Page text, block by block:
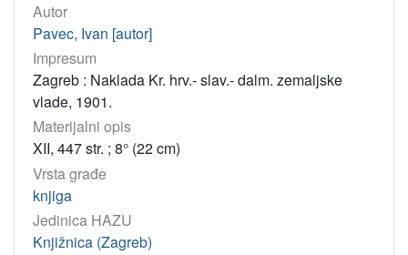
Autor
Pavec, Ivan [autor]
Impresum
Zagreb : Naklada Kr. hrv.- slav.- dalm. zemaljske
vlade, 1901.
Materijalni opis
XII, 447 str. ; 8° (22 cm)
Vrsta građe
knjiga
Jedinica HAZU
Knjižnica (Zagreb)